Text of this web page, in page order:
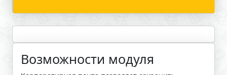
Возможности модуля